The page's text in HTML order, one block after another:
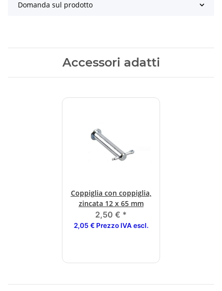
Domanda sul prodotto
Accessori adatti
Coppiglia con coppiglia,
zincata 12 x 65 mm
2,50 € *
2,05 € Prezzo IVA escl.